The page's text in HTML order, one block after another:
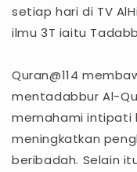
setiap hari di TV
ilmu 3T iaitu
Quran@114
mentadabbur Al-
memahami intipati
meningkatkan
beribadah. Selain